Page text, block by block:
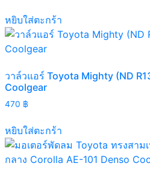
หยิบใส่ตะกร้า
วาล์วแอร์ Toyota Mighty (ND
Coolgear
470 ฿
หยิบใส่ตะกร้า